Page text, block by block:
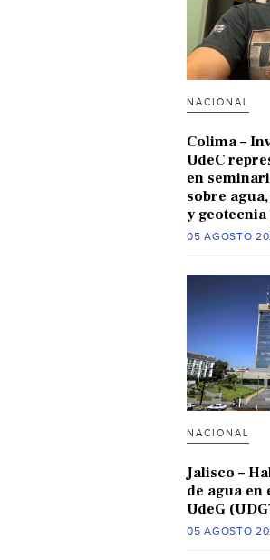
NACIONAL
Colima –
UdeC
en
sobre
y
05 AGOSTO
NACIONAL
Jalisco –
de agua en
UdeG
05 AGOSTO